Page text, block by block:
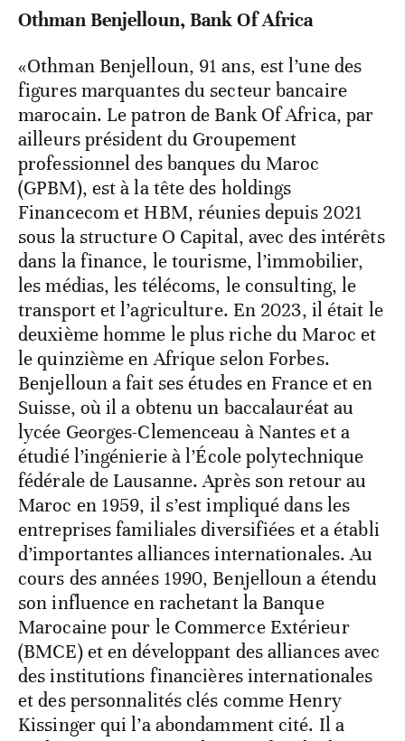
Othman Benjelloun, Bank Of Africa
«Othman Benjelloun, 91 ans, est l’une des
figures marquantes du secteur bancaire
marocain. Le patron de Bank Of Africa, par
ailleurs président du Groupement
professionnel des banques du Maroc
(GPBM), est à la tête des holdings
Financecom et HBM, réunies depuis 2021
sous la structure O Capital, avec des intérêts
dans la finance, le tourisme, l’immobilier,
les médias, les télécoms, le consulting, le
transport et l’agriculture. En 2023, il était le
deuxième homme le plus riche du Maroc et
le quinzième en Afrique selon Forbes.
Benjelloun a fait ses études en France et en
Suisse, où il a obtenu un baccalauréat au
lycée Georges-Clemenceau à Nantes et a
étudié l’ingénierie à l’École polytechnique
fédérale de Lausanne. Après son retour au
Maroc en 1959, il s’est impliqué dans les
entreprises familiales diversifiées et a établi
d’importantes alliances internationales. Au
cours des années 1990, Benjelloun a étendu
son influence en rachetant la Banque
Marocaine pour le Commerce Extérieur
(BMCE) et en développant des alliances avec
des institutions financières internationales
et des personnalités clés comme Henry
Kissinger qui l’a abondamment cité. Il a